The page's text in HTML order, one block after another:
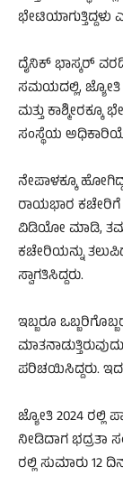
ಭೇಟಿಯಾಗುತ್ತಿದ್ದಳು
ದೈನಿಕ್ ಭಾಸ್ಕರ್
ಸಮಯದಲ್ಲಿ, ಜ್ಯೋತಿ
ಮತ್ತು ಕಾಶ್ಮೀರಕ್ಕೂ
ಸಂಸ್ಥೆಯ
ನೇಪಾಳಕ್ಕೂ
ರಾಯಭಾರ ಕಚೇರಿಗೆ
ವಿಡಿಯೋ ಮಾಡಿ,
ಕಚೇರಿಯನ್ನು
ಸ್ವಾಗತಿಸಿದ್ದರು.
ಇಬ್ಬರೂ
ಪರಿಚಯಿಸಿದ್ದರು.
ಜ್ಯೋತಿ 2024 ರಲ್ಲಿ
ನೀಡಿದಾಗ ಭದ್ರತಾ
ರಲ್ಲಿ ಸುಮಾರು 12